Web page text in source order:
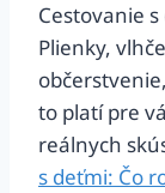
Cestovanie
Plienky,
to platí pre
reálnych
s deťmi: Čo